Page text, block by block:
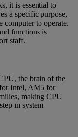
it is essential to
a specific purpose,
computer to operate.
functions is
staff.
the brain of the
Intel, AM5 for
making CPU
in system